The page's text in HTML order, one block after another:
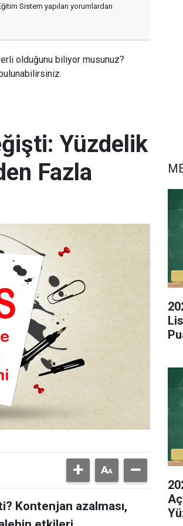
Sistem yapılan yorumlardan
olduğunu biliyor musunuz?
Yüzdelik
Fazla
Kontenjan azalması,